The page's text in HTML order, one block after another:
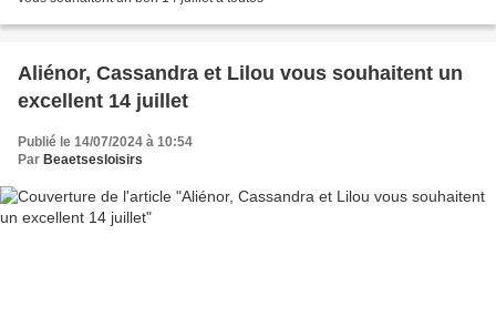
Aliénor, Cassandra et Lilou vous souhaitent un
excellent 14 juillet
Publié le 14/07/2024 à 10:54
Par Beaetsesloisirs